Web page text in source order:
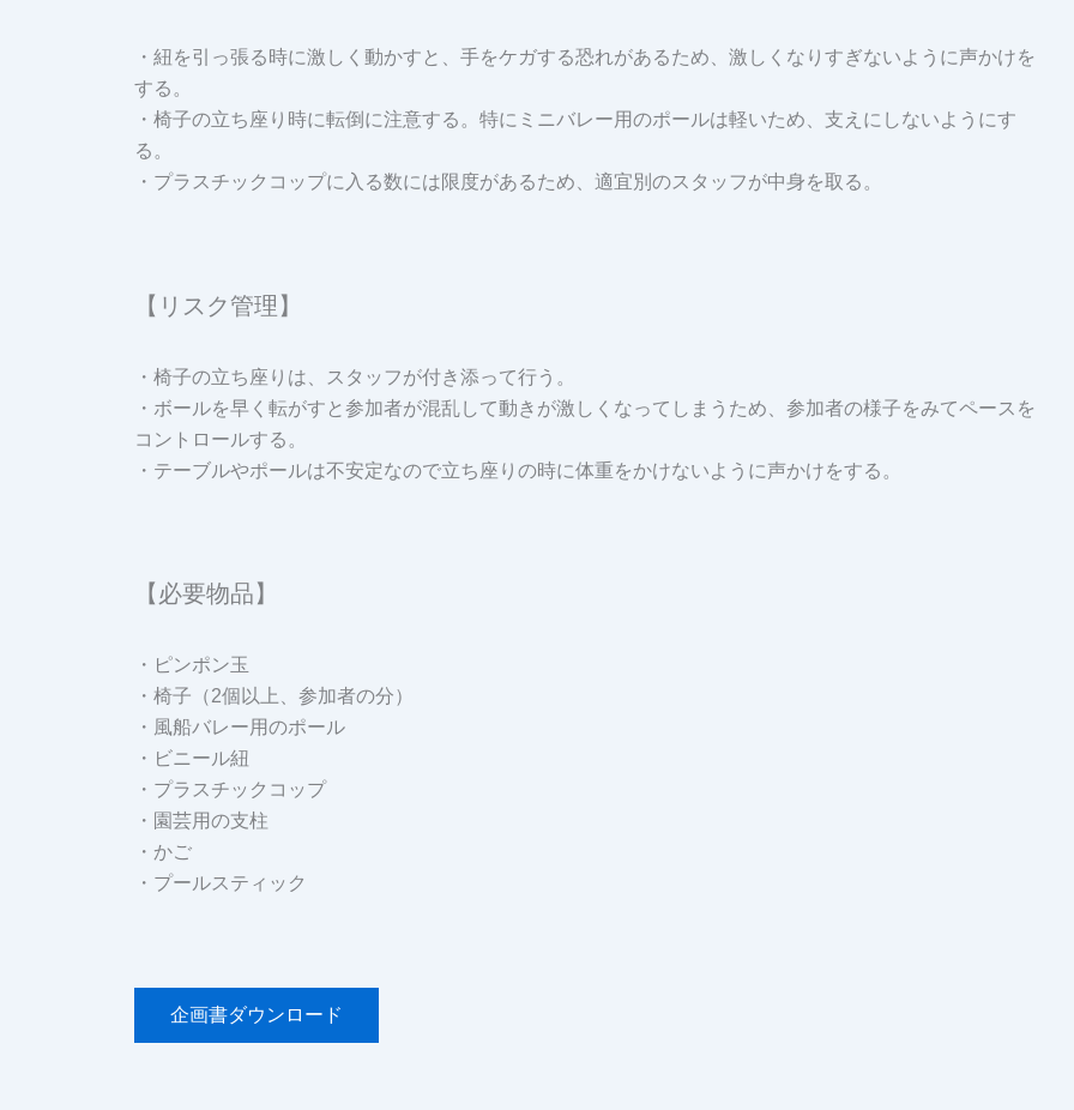
・紐を引っ張る時に激しく動かすと、手をケガする恐れがあるため、激しくなりすぎないように声かけを
する。
・椅子の立ち座り時に転倒に注意する。特にミニバレー用のポールは軽いため、支えにしないようにす
る。
・プラスチックコップに入る数には限度があるため、適宜別のスタッフが中身を取る。
【リスク管理】
・椅子の立ち座りは、スタッフが付き添って行う。
・ボールを早く転がすと参加者が混乱して動きが激しくなってしまうため、参加者の様子をみてペースを
コントロールする。
・テーブルやポールは不安定なので立ち座りの時に体重をかけないように声かけをする。
【必要物品】
・ピンポン玉
・椅子（2個以上、参加者の分）
・風船バレー用のポール
・ビニール紐
・プラスチックコップ
・園芸用の支柱
・かご
・プールスティック
企画書ダウンロード